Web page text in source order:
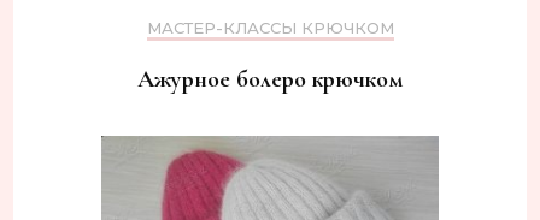
МАСТЕР-КЛАССЫ КРЮЧКОМ
Ажурное болеро крючком